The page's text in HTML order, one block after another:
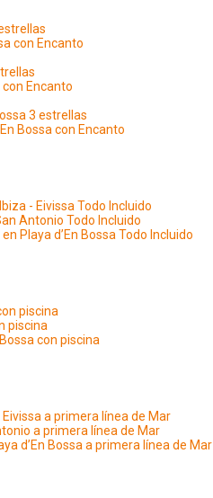
con Encanto
Encanto
3 estrellas
Bossa con Encanto
- Eivissa Todo Incluido
Antonio Todo Incluido
en Playa d’En Bossa Todo Incluido
piscina
piscina
con piscina
Eivissa a primera línea de Mar
a primera línea de Mar
d’En Bossa a primera línea de Mar